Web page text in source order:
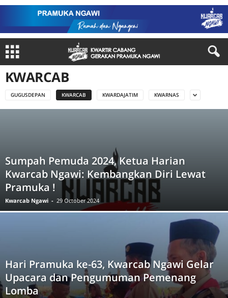
KWARCAB
GUGUSDEPAN KWARCAB KWARDAJATIM KWARNAS
Sumpah Pemuda 2024, Ketua Harian
Kwarcab Ngawi: Kembangkan Diri Lewat
Pramuka !
Kwarcab Ngawi - 29 October 2024
Hari Pramuka ke-63, Kwarcab Ngawi Gelar
Upacara dan Pengumuman Pemenang
Lomba